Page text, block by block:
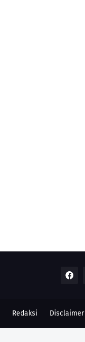
Redaksi Disclaimer